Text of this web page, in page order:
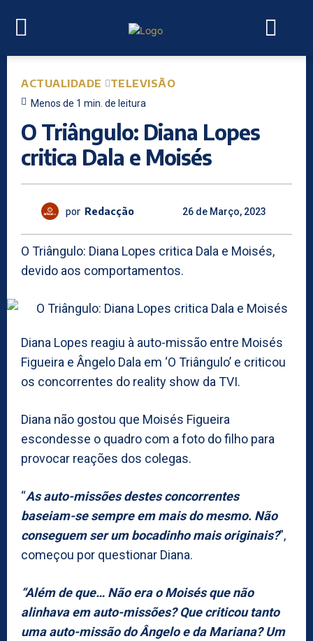
ACTUALIDADE TELEVISÃO
Menos de 1 min. de leitura
O Triângulo: Diana Lopes
critica Dala e Moisés
por Redacção 26 de Março, 2023
O Triângulo: Diana Lopes critica Dala e Moisés,
devido aos comportamentos.
Diana Lopes reagiu à auto-missão entre Moisés
Figueira e Ângelo Dala em ‘O Triângulo’ e criticou
os concorrentes do reality show da TVI.
Diana não gostou que Moisés Figueira
escondesse o quadro com a foto do filho para
provocar reações dos colegas.
“As auto-missões destes concorrentes
baseiam-se sempre em mais do mesmo. Não
conseguem ser um bocadinho mais originais?”,
começou por questionar Diana.
“Além de que… Não era o Moisés que não
alinhava em auto-missões? Que criticou tanto
uma auto-missão do Ângelo e da Mariana? Um